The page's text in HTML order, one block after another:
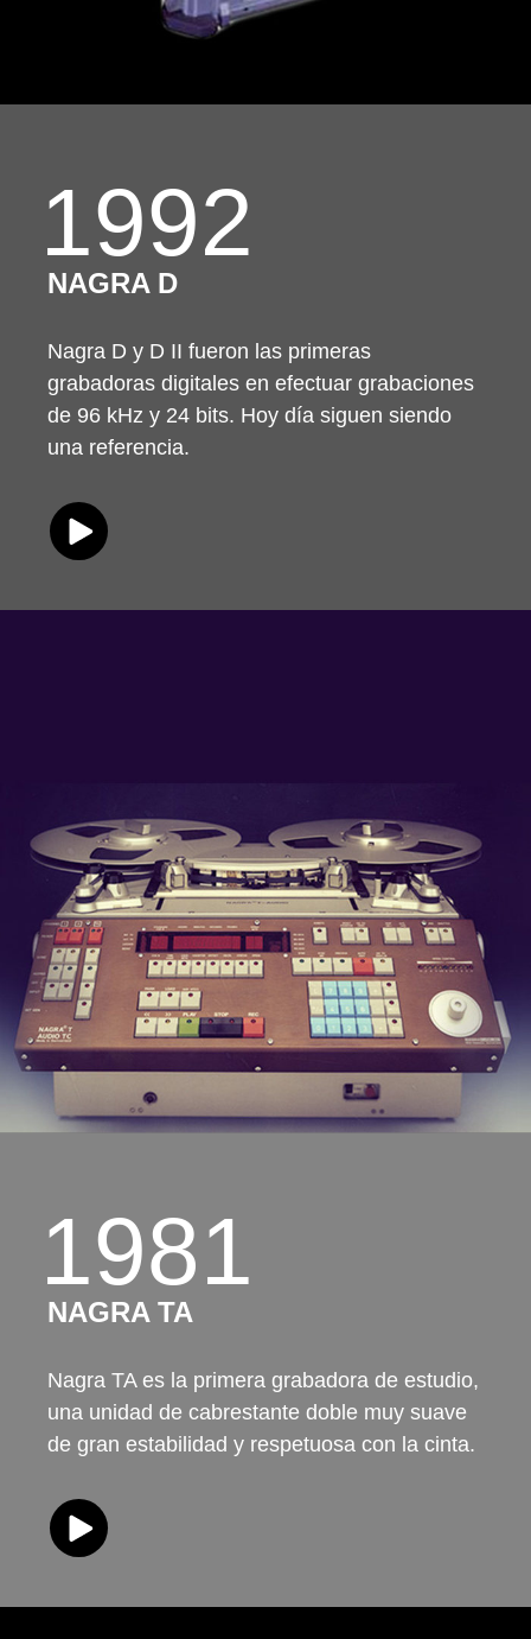
1992
NAGRA D
Nagra D y D II fueron las primeras
grabadoras digitales en efectuar grabaciones
de 96 kHz y 24 bits. Hoy día siguen siendo
una referencia.
1981
NAGRA TA
Nagra TA es la primera grabadora de estudio,
una unidad de cabrestante doble muy suave
de gran estabilidad y respetuosa con la cinta.